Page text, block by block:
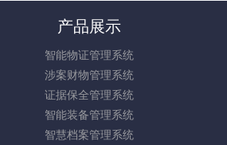
产品展示
智能物证管理系统
涉案财物管理系统
证据保全管理系统
智能装备管理系统
智慧档案管理系统